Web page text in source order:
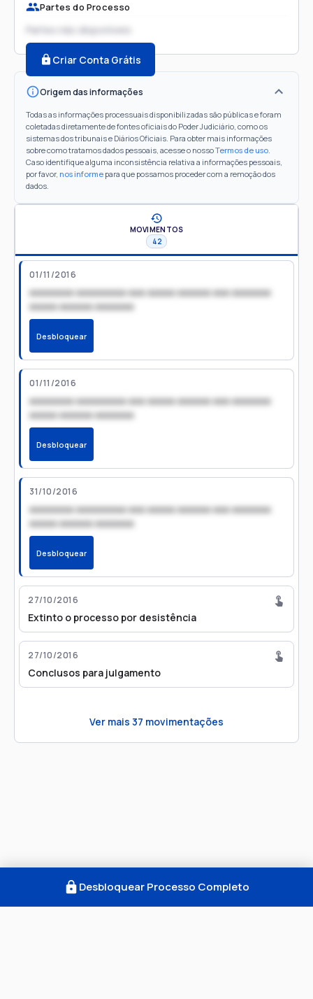
Partes do Processo
Partes não disponíveis
Criar Conta Grátis
Origem das informações
Todas as informações processuais disponibilizadas são públicas e foram
coletadas diretamente de fontes oficiais do Poder Judiciário, como os
sistemas dos tribunais e Diários Oficiais. Para obter mais informações
sobre como tratamos dados pessoais, acesse o nossoTermos de uso.
Caso identifique alguma inconsistência relativa a informações pessoais,
por favor, nos informe para que possamos proceder com a remoção dos
dados.
MOVIMENTOS
42
01/11/2016
xxxxxxxx xxxxxxxxx xxx xxxxx xxxxxx xxx xxxxxxx
xxxxx xxxxxx xxxxxxx
Desbloquear
01/11/2016
xxxxxxxx xxxxxxxxx xxx xxxxx xxxxxx xxx xxxxxxx
xxxxx xxxxxx xxxxxxx
Desbloquear
31/10/2016
xxxxxxxx xxxxxxxxx xxx xxxxx xxxxxx xxx xxxxxxx
xxxxx xxxxxx xxxxxxx
Desbloquear
27/10/2016
Extinto o processo por desistência
27/10/2016
Conclusos para julgamento
Ver mais 37 movimentações
Desbloquear Processo Completo